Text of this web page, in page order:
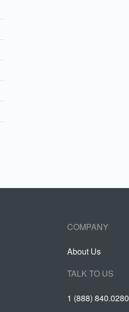
COMPANY
About Us
TALK TO US
1 (888) 840.0280